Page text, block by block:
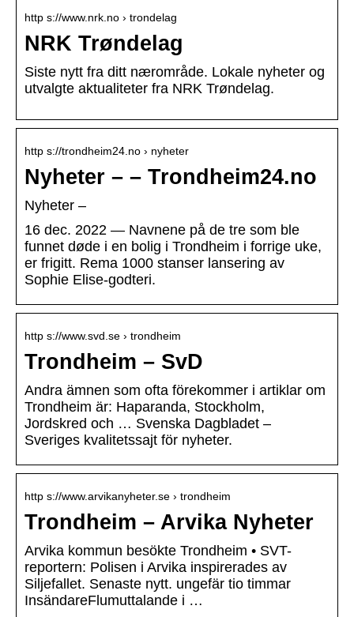
http s://www.nrk.no › trondelag
NRK Trøndelag
Siste nytt fra ditt nærområde. Lokale nyheter og
utvalgte aktualiteter fra NRK Trøndelag.
http s://trondheim24.no › nyheter
Nyheter – – Trondheim24.no
Nyheter –
16 dec. 2022 — Navnene på de tre som ble
funnet døde i en bolig i Trondheim i forrige uke,
er frigitt. Rema 1000 stanser lansering av
Sophie Elise-godteri.
http s://www.svd.se › trondheim
Trondheim – SvD
Andra ämnen som ofta förekommer i artiklar om
Trondheim är: Haparanda, Stockholm,
Jordskred och … Svenska Dagbladet –
Sveriges kvalitetssajt för nyheter.
http s://www.arvikanyheter.se › trondheim
Trondheim – Arvika Nyheter
Arvika kommun besökte Trondheim • SVT-
reportern: Polisen i Arvika inspirerades av
Siljefallet. Senaste nytt. ungefär tio timmar
InsändareFlumuttalande i …